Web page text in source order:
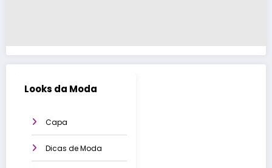
Looks da Moda
Capa
Dicas de Moda